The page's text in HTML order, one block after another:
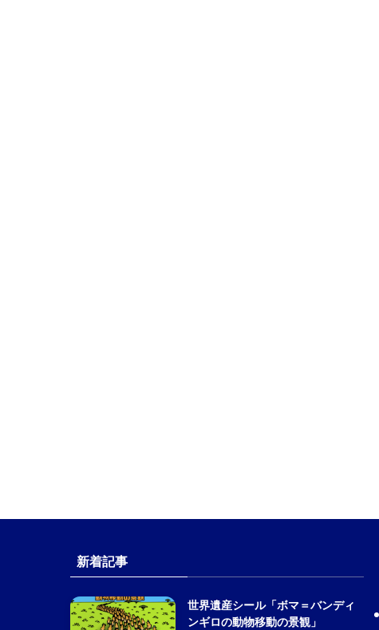
新着記事
世界遺産シール「ボマ＝バンディ
ンギロの動物移動の景観」